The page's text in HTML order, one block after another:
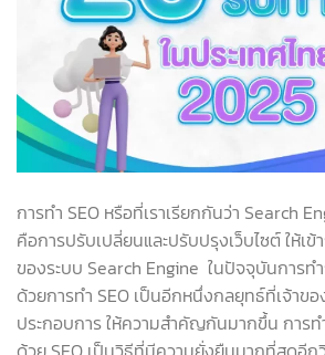
การทำ SEO หรือที่เราเรียกกันว่า Search
คือการปรับเปลี่ยนและปรับปรุงเว็บไซต์ ให้เ
ของระบบ Search Engine ในปัจจุบันการท
ด้วยการทำ SEO เป็นอีกหนึ่งกลยุทธ์ที่เจ้าข
ประกอบการ ให้ความสำคัญกันมากขึ้น การ